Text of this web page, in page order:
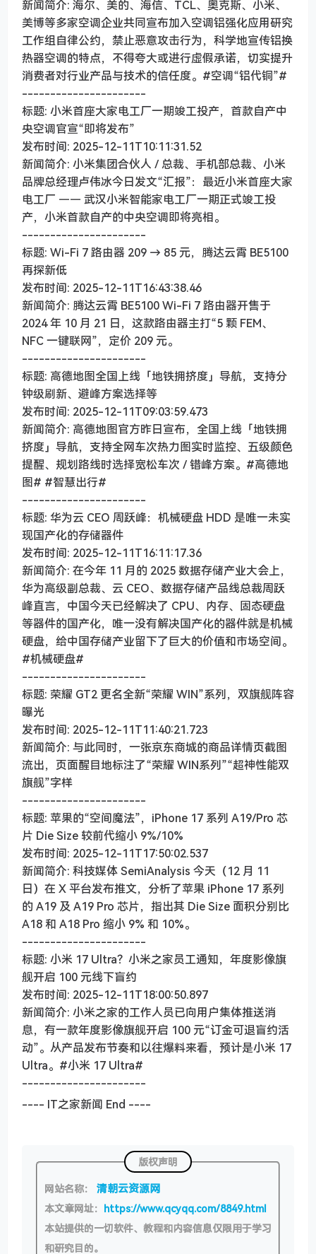
新闻简介: 海尔、美的、海信、TCL、奥克斯、小米、
美博等多家空调企业共同宣布加入空调铝强化应用研究
工作组自律公约，禁止恶意攻击行为，科学地宣传铝换
热器空调的特点，不得夸大或进行虚假承诺，切实提升
消费者对行业产品与技术的信任度。#空调“铝代铜”#
----------------------
标题: 小米首座大家电工厂一期竣工投产，首款自产中
央空调官宣“即将发布”
发布时间: 2025-12-11T10:11:31.52
新闻简介: 小米集团合伙人 / 总裁、手机部总裁、小米
品牌总经理卢伟冰今日发文“汇报”：最近小米首座大家
电工厂 —— 武汉小米智能家电工厂一期正式竣工投
产，小米首款自产的中央空调即将亮相。
----------------------
标题: Wi-Fi 7 路由器 209 → 85 元，腾达云霄 BE5100
再探新低
发布时间: 2025-12-11T16:43:38.46
新闻简介: 腾达云霄 BE5100 Wi-Fi 7 路由器开售于
2024 年 10 月 21 日，这款路由器主打“5 颗 FEM、
NFC 一键联网”，定价 209 元。
----------------------
标题: 高德地图全国上线「地铁拥挤度」导航，支持分
钟级刷新、避峰方案选择等
发布时间: 2025-12-11T09:03:59.473
新闻简介: 高德地图官方昨日宣布，全国上线「地铁拥
挤度」导航，支持全网车次热力图实时监控、五级颜色
提醒、规划路线时选择宽松车次 / 错峰方案。#高德地
图# #智慧出行#
----------------------
标题: 华为云 CEO 周跃峰：机械硬盘 HDD 是唯一未实
现国产化的存储器件
发布时间: 2025-12-11T16:11:17.36
新闻简介: 在今年 11 月的 2025 数据存储产业大会上，
华为高级副总裁、云 CEO、数据存储产品线总裁周跃
峰直言，中国今天已经解决了 CPU、内存、固态硬盘
等器件的国产化，唯一没有解决国产化的器件就是机械
硬盘，给中国存储产业留下了巨大的价值和市场空间。
#机械硬盘#
----------------------
标题: 荣耀 GT2 更名全新“荣耀 WIN”系列，双旗舰阵容
曝光
发布时间: 2025-12-11T11:40:21.723
新闻简介: 与此同时‏‏，一张京东商城的商品详情页截图
流出，页面醒目地标注了“荣耀 WIN‏‏系列‏‏”“超神性能双
旗舰”字样
----------------------
标题: 苹果的“空间魔法”，iPhone 17 系列 A19/Pro 芯
片 Die Size 较前代缩小 9%/10%
发布时间: 2025-12-11T17:50:02.537
新闻简介: 科技媒体 SemiAnalysis 今天（12 月 11
日）在 X 平台发布推文，分析了苹果 iPhone 17 系列
的 A19 及 A19 Pro 芯片，指出其 Die Size 面积分别比
A18 和 A18 Pro 缩小 9% 和 10%。
----------------------
标题: 小米 17 Ultra？小米之家员工通知，年度影像旗
舰开启 100 元线下盲约
发布时间: 2025-12-11T18:00:50.897
新闻简介: 小米之家的工作人员已向用户集体推送消
息，有一款年度影像旗舰开启 100 元“订金可退盲约活
动”。从产品发布节奏和以往爆料来看，预计是小米 17
Ultra。#小米 17 Ultra#
----------------------
---- IT之家新闻 End ----
版权声明
网站名称： 清朝云资源网
本文章网址： https://www.qcyqq.com/8849.html
本站提供的一切软件、教程和内容信息仅限用于学习
和研究目的。